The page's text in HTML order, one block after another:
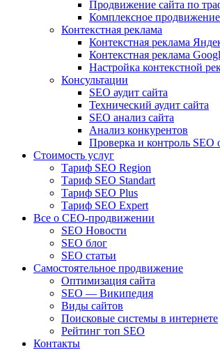
Продвижение сайта по
Комплексное продвижение
Контекстная реклама
Контекстная реклама
Контекстная реклама
Настройка контекстной
Консультации
SEO аудит сайта
Технический аудит сайта
SEO анализ сайта
Анализ конкурентов
Проверка и контроль SEO
Стоимость услуг
Тариф SEO Region
Тариф SEO Standart
Тариф SEO Plus
Тариф SEO Expert
Все о СЕО-продвижении
SEO Новости
SEO блог
SEO статьи
Самостоятельное продвижение
Оптимизация сайта
SEO — Википедия
Виды сайтов
Поисковые системы в интернете
Рейтинг топ SEO
Контакты